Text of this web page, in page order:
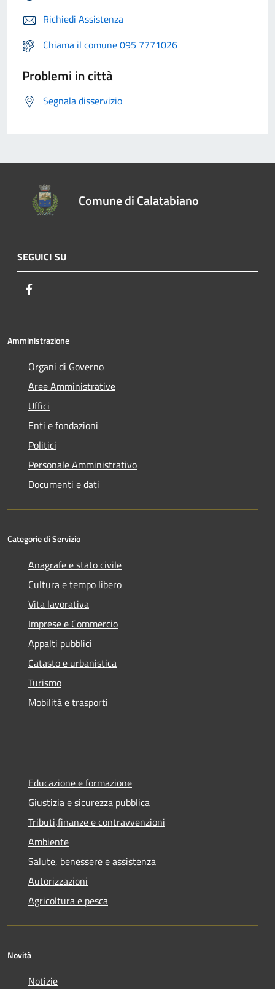
Richiedi Assistenza
Chiama il comune 095 7771026
Problemi in città
Segnala disservizio
Comune di Calatabiano
SEGUICI SU
Amministrazione
Organi di Governo
Aree Amministrative
Uffici
Enti e fondazioni
Politici
Personale Amministrativo
Documenti e dati
Categorie di Servizio
Anagrafe e stato civile
Cultura e tempo libero
Vita lavorativa
Imprese e Commercio
Appalti pubblici
Catasto e urbanistica
Turismo
Mobilità e trasporti
Educazione e formazione
Giustizia e sicurezza pubblica
Tributi,finanze e contravvenzioni
Ambiente
Salute, benessere e assistenza
Autorizzazioni
Agricoltura e pesca
Novità
Notizie